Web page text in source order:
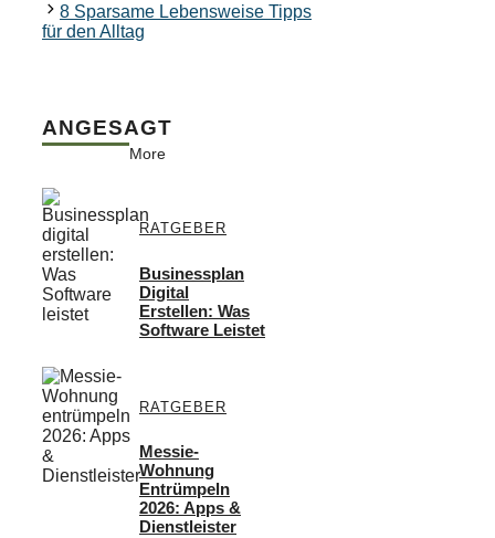
8 Sparsame Lebensweise Tipps
für den Alltag
ANGESAGT
More
RATGEBER
Businessplan
Digital
Erstellen: Was
Software Leistet
RATGEBER
Messie-
Wohnung
Entrümpeln
2026: Apps &
Dienstleister